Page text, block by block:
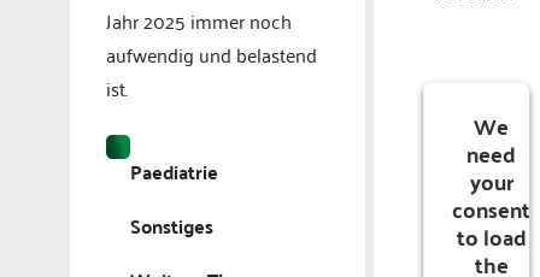
Jahr 2025 immer noch
aufwendig und belastend
ist.
Paediatrie
Sonstiges
We
need
your
consent
to load
the